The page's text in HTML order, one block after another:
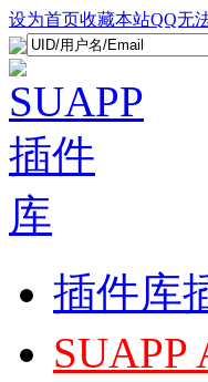
设为首页收藏本站QQ无
插件库
SUAPP